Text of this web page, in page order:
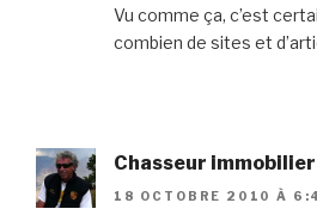
Vu comme ça, c’est
combien de sites et
Chasseur
18 OCTOBRE 2010 À